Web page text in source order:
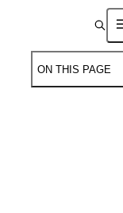
ON THIS PAGE